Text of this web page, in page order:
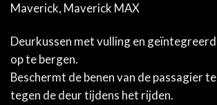
Maverick, Maverick MAX
Deurkussen met vulling en
op te bergen.
Beschermt de benen van de passagier
tegen de deur tijdens het rijden.